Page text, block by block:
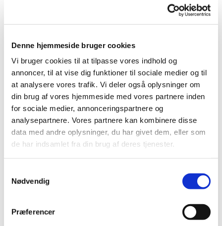
Denne hjemmeside bruger cookies
Vi bruger cookies til at tilpasse vores indhold og
annoncer, til at vise dig funktioner til sociale medier og til
at analysere vores trafik. Vi deler også oplysninger om
din brug af vores hjemmeside med vores partnere inden
for sociale medier, annonceringspartnere og
analysepartnere. Vores partnere kan kombinere disse
data med andre oplysninger, du har givet dem, eller som
de har indsamlet fra din brug af deres tjenester.
Nødvendig
Præferencer
Anders Rolskov
graver
abrolskov@gmail.com
Telefon 24 46 86 37